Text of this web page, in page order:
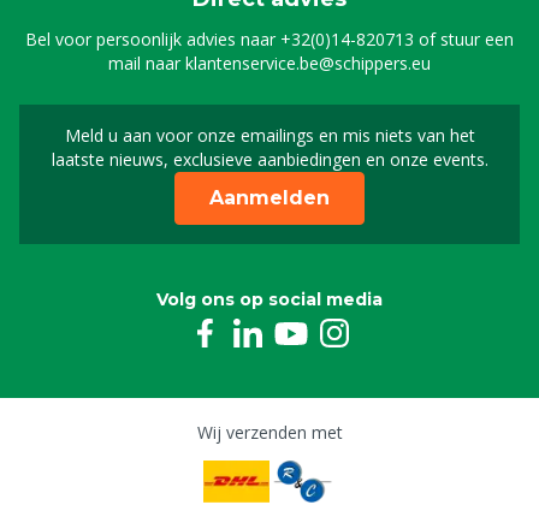
Bel voor persoonlijk advies naar +32(0)14-820713 of stuur een
mail naarklantenservice.be@schippers.eu
Meld u aan voor onze emailings en mis niets van het
laatste nieuws, exclusieve aanbiedingen en onze events.
Meld u aan voor onze
Aanmelden
Volg ons op social media
Wij verzenden met